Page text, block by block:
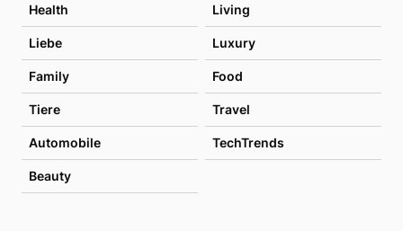
Health Living
Liebe Luxury
Family Food
Tiere Travel
Automobile TechTrends
Beauty